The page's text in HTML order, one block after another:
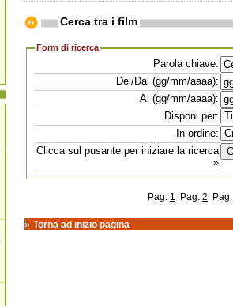
Cerca tra i film
Form di ricerca
Parola chiave:
Del/Dal (gg/mm/aaaa):
Al (gg/mm/aaaa):
Disponi per:
In ordine:
Clicca sul pusante per iniziare la ricerca
»
Pag. 1 Pag. 2 Pag.
»Torna ad inizio pagina